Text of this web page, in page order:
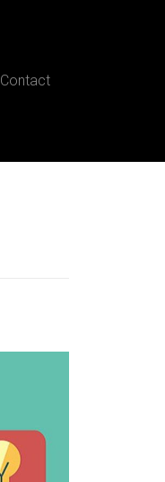
Contact